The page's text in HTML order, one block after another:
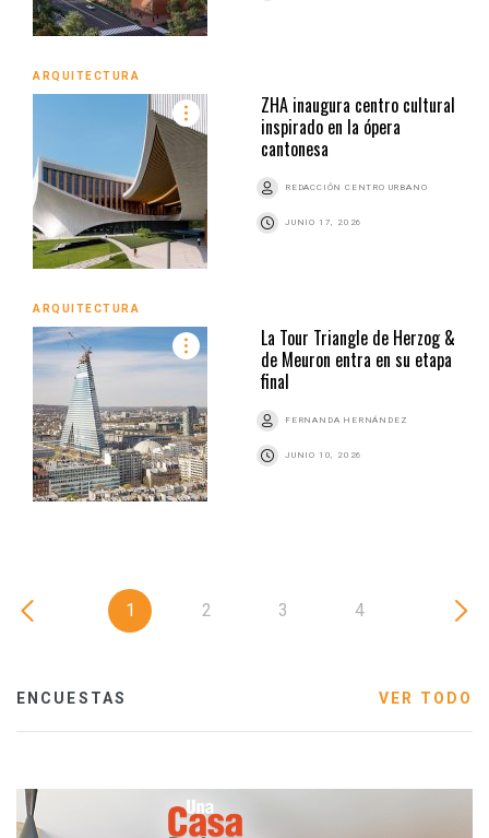
ARQUITECTURA
ZHA inaugura centro cultural
inspirado en la ópera
cantonesa
REDACCIÓN CENTRO URBANO
JUNIO 17, 2026
ARQUITECTURA
La Tour Triangle de Herzog &
de Meuron entra en su etapa
final
FERNANDA HERNÁNDEZ
JUNIO 10, 2026
1 2 3 4
ENCUESTAS VER TODO